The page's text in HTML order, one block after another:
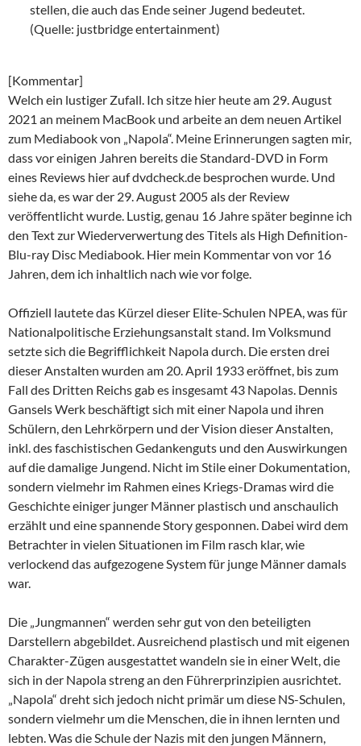
stellen, die auch das Ende seiner Jugend bedeutet.
(Quelle: justbridge entertainment)
[Kommentar]
Welch ein lustiger Zufall. Ich sitze hier heute am 29. August
2021 an meinem MacBook und arbeite an dem neuen Artikel
zum Mediabook von „Napola“. Meine Erinnerungen sagten mir,
dass vor einigen Jahren bereits die Standard-DVD in Form
eines Reviews hier auf dvdcheck.de besprochen wurde. Und
siehe da, es war der 29. August 2005 als der Review
veröffentlicht wurde. Lustig, genau 16 Jahre später beginne ich
den Text zur Wiederverwertung des Titels als High Definition-
Blu-ray Disc Mediabook. Hier mein Kommentar von vor 16
Jahren, dem ich inhaltlich nach wie vor folge.
Offiziell lautete das Kürzel dieser Elite-Schulen NPEA, was für
Nationalpolitische Erziehungsanstalt stand. Im Volksmund
setzte sich die Begrifflichkeit Napola durch. Die ersten drei
dieser Anstalten wurden am 20. April 1933 eröffnet, bis zum
Fall des Dritten Reichs gab es insgesamt 43 Napolas. Dennis
Gansels Werk beschäftigt sich mit einer Napola und ihren
Schülern, den Lehrkörpern und der Vision dieser Anstalten,
inkl. des faschistischen Gedankenguts und den Auswirkungen
auf die damalige Jungend. Nicht im Stile einer Dokumentation,
sondern vielmehr im Rahmen eines Kriegs-Dramas wird die
Geschichte einiger junger Männer plastisch und anschaulich
erzählt und eine spannende Story gesponnen. Dabei wird dem
Betrachter in vielen Situationen im Film rasch klar, wie
verlockend das aufgezogene System für junge Männer damals
war.
Die „Jungmannen“ werden sehr gut von den beteiligten
Darstellern abgebildet. Ausreichend plastisch und mit eigenen
Charakter-Zügen ausgestattet wandeln sie in einer Welt, die
sich in der Napola streng an den Führerprinzipien ausrichtet.
„Napola“ dreht sich jedoch nicht primär um diese NS-Schulen,
sondern vielmehr um die Menschen, die in ihnen lernten und
lebten. Was die Schule der Nazis mit den jungen Männern,